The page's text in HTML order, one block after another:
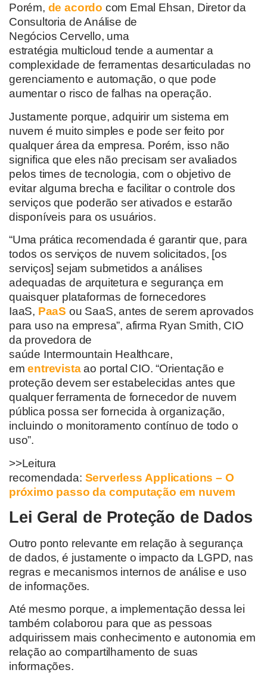
Porém, de acordo com Emal Ehsan, Diretor da
Consultoria de Análise de
Negócios Cervello, uma
estratégia multicloud tende a aumentar a
complexidade de ferramentas desarticuladas no
gerenciamento e automação, o que pode
aumentar o risco de falhas na operação.
Justamente porque,adquirir um sistema em
nuvem é muito simples e pode ser feito por
qualquer área da empresa. Porém, isso não
significa que eles não precisam ser avaliados
pelos times de tecnologia, com o objetivo de
evitar alguma brecha e facilitar o controle dos
serviços que poderão ser ativados e estarão
disponíveis para os usuários.
“Uma prática recomendada é garantir que, para
todos os serviços de nuvem solicitados, [os
serviços] sejam submetidos a análises
adequadas de arquitetura e segurança em
quaisquer plataformas de fornecedores
IaaS, PaaS ou SaaS, antes de serem aprovados
para uso na empresa”, afirma Ryan Smith, CIO
da provedora de
saúde Intermountain Healthcare,
ementrevistaao portal CIO.“Orientação e
proteção devem ser estabelecidas antes que
qualquer ferramenta de fornecedor de nuvem
pública possa ser fornecida à organização,
incluindo o monitoramento contínuo de todo o
uso”.
>>Leitura
recomendada: Serverless Applications – O
próximo passo da computação em nuvem
Lei Geral de Proteção de Dados
Outro ponto relevante em relação àsegurança
de dados, é justamente o impacto da LGPD, nas
regras e mecanismos internos de análise e uso
de informações.
Até mesmo porque, a implementação dessa lei
também colaborou para que as pessoas
adquirissem mais conhecimento e autonomia em
relação ao compartilhamento de suas
informações.